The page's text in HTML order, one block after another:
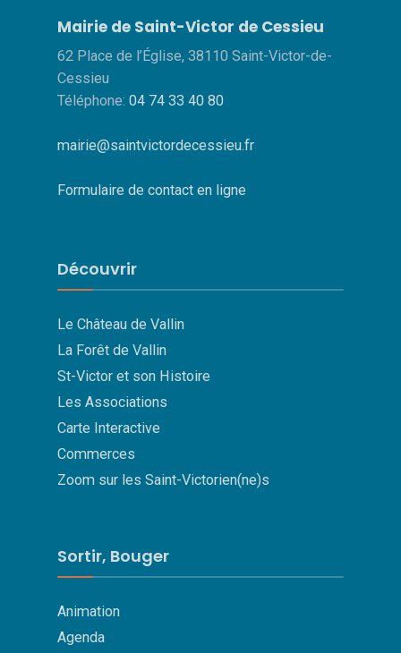
Mairie de Saint-Victor de Cessieu
62 Place de l’Église, 38110 Saint-Victor-de-
Cessieu
Téléphone: 04 74 33 40 80
mairie@saintvictordecessieu.fr
Formulaire de contact en ligne
Découvrir
Le Château de Vallin
La Forêt de Vallin
St-Victor et son Histoire
Les Associations
Carte Interactive
Commerces
Zoom sur les Saint-Victorien(ne)s
Sortir, Bouger
Animation
Agenda